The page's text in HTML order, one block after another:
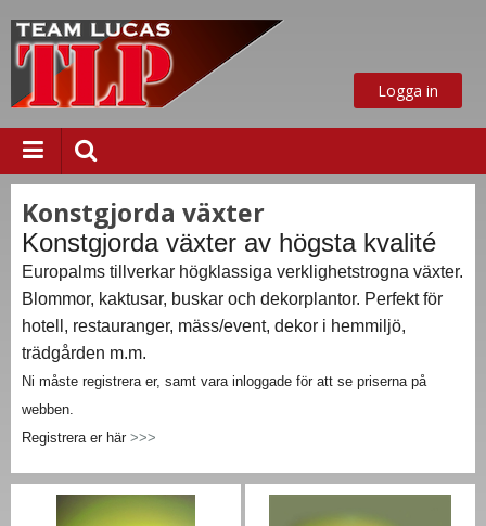
Logga in
nu
Konstgjorda växter
Konstgjorda växter av högsta kvalité
Europalms tillverkar högklassiga verklighetstrogna växter.
Blommor, kaktusar, buskar och dekorplantor. Perfekt för
hotell, restauranger, mäss/event, dekor i hemmiljö,
trädgården m.m.
Ni måste registrera er, samt vara inloggade för att se priserna på
webben.
Registrera er här >>>